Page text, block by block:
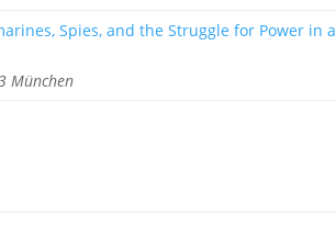
Spies, and the Struggle for Power in a
München